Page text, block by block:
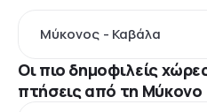
Μύκονος - Καβάλα
Οι πιο δημοφιλείς
πτήσεις από τη Μύκονο